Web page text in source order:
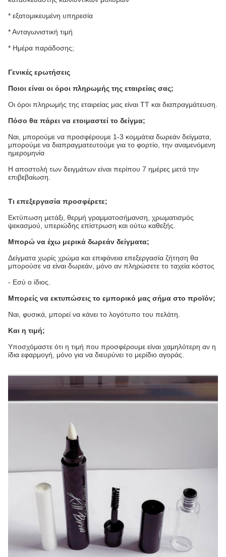
* εξατομικευμένη υπηρεσία
* Ανταγωνιστική τιμή
* Ημέρα παράδοσης;
Γενικές ερωτήσεις
Ποιοι είναι οι όροι πληρωμής της εταιρείας σας;
Οι όροι πληρωμής της εταιρείας μας είναι TT και διαπραγμάτευση.
Πόσο θα πάρει να ετοιμαστεί το δείγμα;
Ναι, μπορούμε να προσφέρουμε 1-3 κομμάτια δωρεάν δείγματα,
μπορούμε να διαπραγματευτούμε για το φορτίο, την αναμενόμενη
ημερομηνία
Η αποστολή των δειγμάτων είναι περίπου 7 ημέρες μετά την
επιβεβαίωση.
Τι επεξεργασία προσφέρετε;
Εκτύπωση μετάξι, θερμή γραμματοσήμανση, χρωματισμός
ψεκασμού, υπεριώδης επίστρωση και ούτω καθεξής.
Μπορώ να έχω μερικά δωρεάν δείγματα;
Δείγματα χωρίς χρώμα και επιφάνεια επεξεργασία ζήτηση θα
μπορούσε να είναι δωρεάν, μόνο αν πληρώσετε το ταχεία κόστος
- Εσύ ο ίδιος.
Μπορείς να εκτυπώσεις το εμπορικό μας σήμα στο προϊόν;
Ναι, φυσικά, μπορεί να κάνει το λογότυπο του πελάτη.
Και η τιμή;
Υποσχόμαστε ότι η τιμή που προσφέρουμε είναι χαμηλότερη αν η
ίδια εφαρμογή, μόνο για να διευρύνει το μερίδιο αγοράς.